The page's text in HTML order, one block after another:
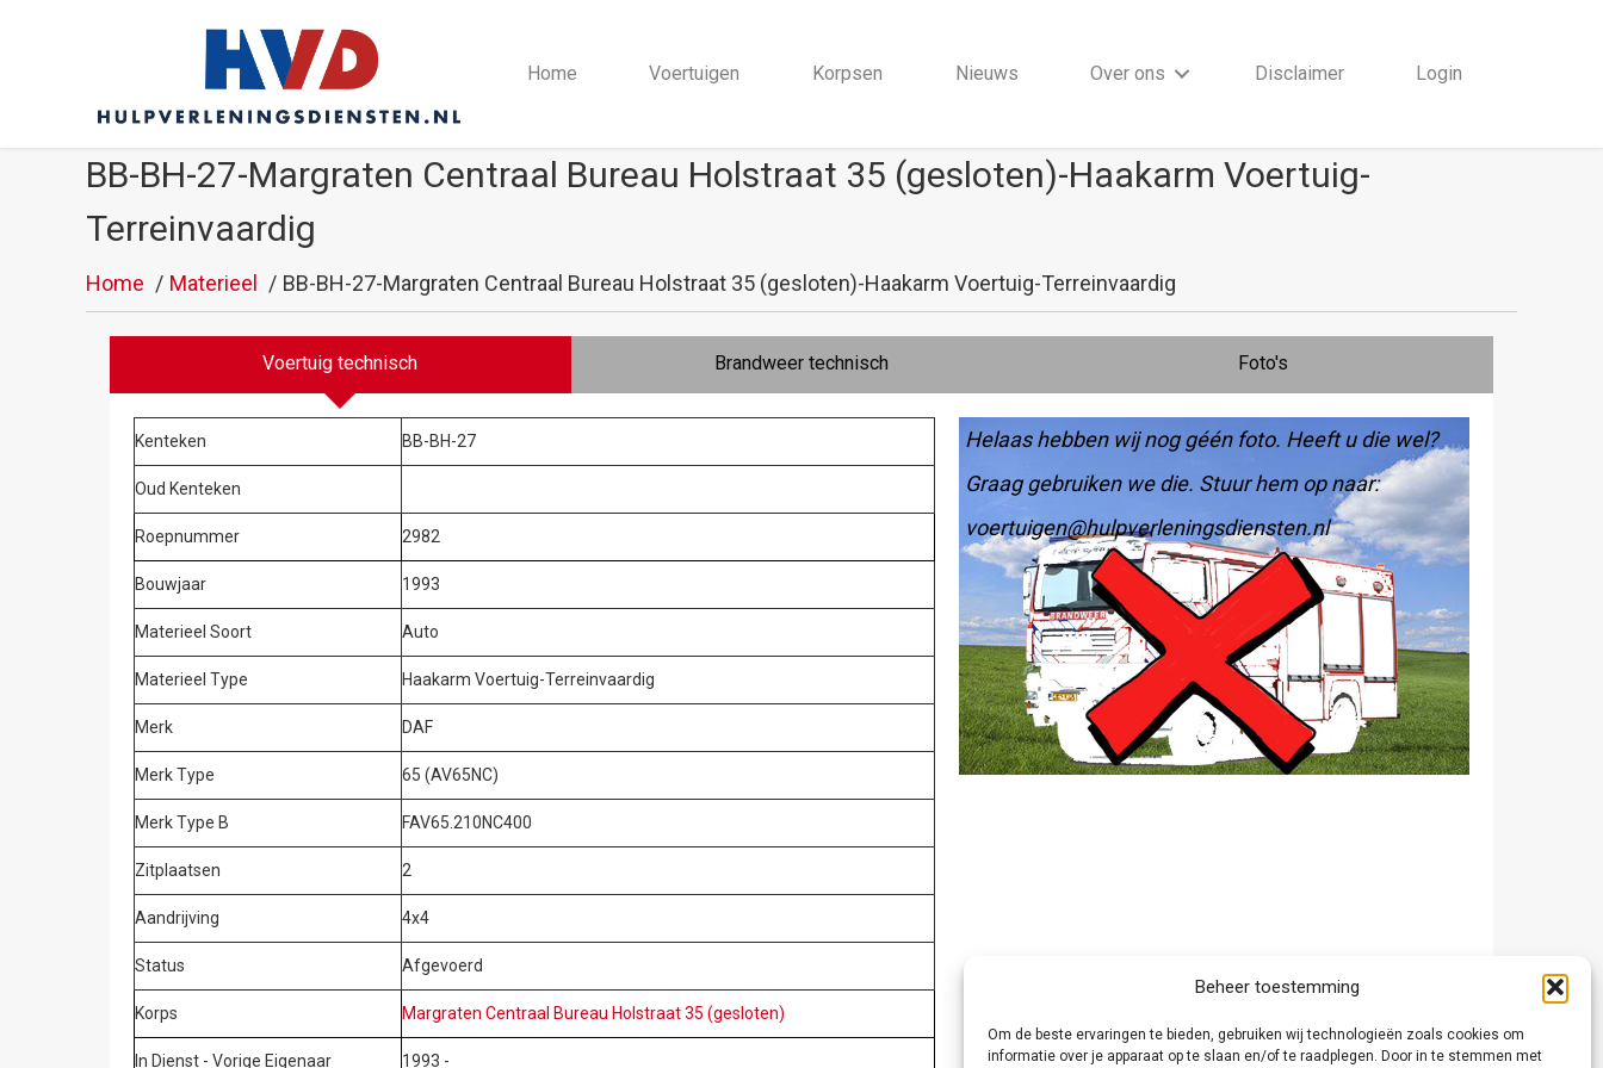
Beheer toestemming
Om de beste ervaringen te bieden, gebruiken wij technologieën zoals cookies om
informatie over je apparaat op te slaan en/of te raadplegen. Door in te stemmen met
Home Voertuigen Korpsen Nieuws Over ons Disclaimer Login
BB-BH-27-Margraten Centraal Bureau Holstraat 35 (gesloten)-Haakarm Voertuig-
Terreinvaardig
Home Materieel BB-BH-27-Margraten Centraal Bureau Holstraat 35 (gesloten)-Haakarm Voertuig-Terreinvaardig
Voertuig technisch Brandweer technisch Foto's
Kenteken BB-BH-27
Oud Kenteken
Roepnummer 2982
Bouwjaar 1993
Materieel Soort Auto
Materieel Type Haakarm Voertuig-Terreinvaardig
Merk DAF
Merk Type 65 (AV65NC)
Merk Type B FAV65.210NC400
Zitplaatsen 2
Aandrijving 4x4
Status Afgevoerd
Korps Margraten Centraal Bureau Holstraat 35 (gesloten)
In Dienst - Vorige Eigenaar 1993 -
Helaas hebben wij nog géén foto. Heeft u die wel?
Graag gebruiken we die. Stuur hem op naar:
voertuigen@hulpverleningsdiensten.nl